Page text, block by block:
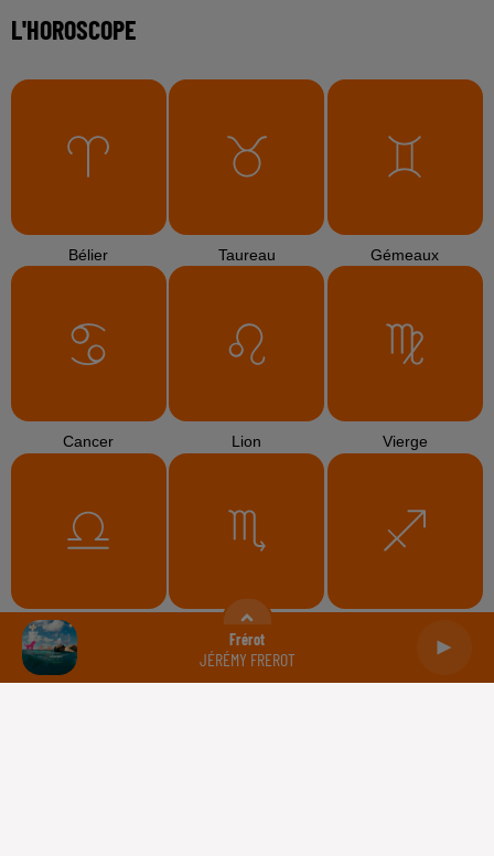
Frérot
JÉRÉMY FREROT
L'HOROSCOPE
Bélier Taureau Gémeaux
Cancer Lion Vierge
Balance Scorpion